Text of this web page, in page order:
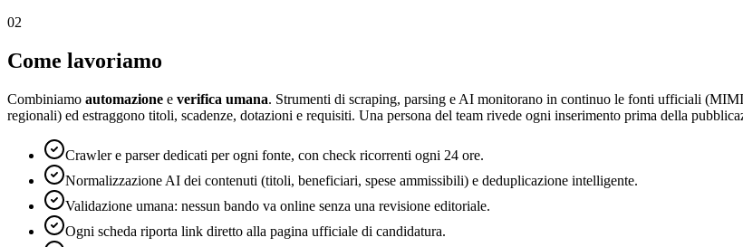
02
Come lavoriamo
Combiniamo automazione e verifica umana. Strumenti di scraping, parsing e AI monitorano in continuo le fonti ufficiali
regionali) ed estraggono titoli, scadenze, dotazioni e requisiti. Una persona del team rivede ogni inserimento prima della
Crawler e parser dedicati per ogni fonte, con check ricorrenti ogni 24 ore.
Normalizzazione AI dei contenuti (titoli, beneficiari, spese ammissibili) e deduplicazione intelligente.
Validazione umana: nessun bando va online senza una revisione editoriale.
Ogni scheda riporta link diretto alla pagina ufficiale di candidatura.